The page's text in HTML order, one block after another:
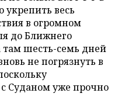
укрепить весь
в огромном
до Ближнего
там шесть-семь дней
не погрязнуть в
Суданом уже прочно